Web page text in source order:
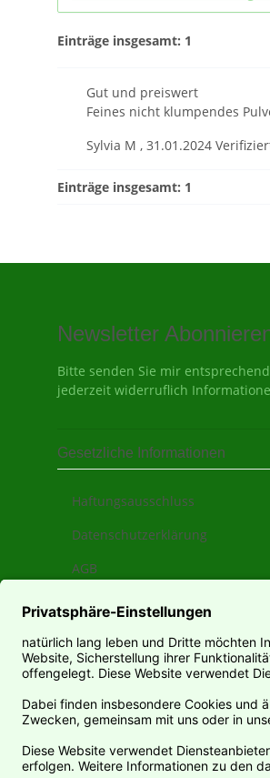
Einträge insgesamt: 1
Gut und preiswert
Feines nicht klumpendes
Sylvia M , 31.01.2024
Einträge insgesamt: 1
Newsletter
Bitte senden Sie mir
jederzeit widerruflich
Gesetzliche Informationen
Haftungsausschluss
Datenschutzerklärung
AGB
Sitemap
Impressum
Widerrufsrecht